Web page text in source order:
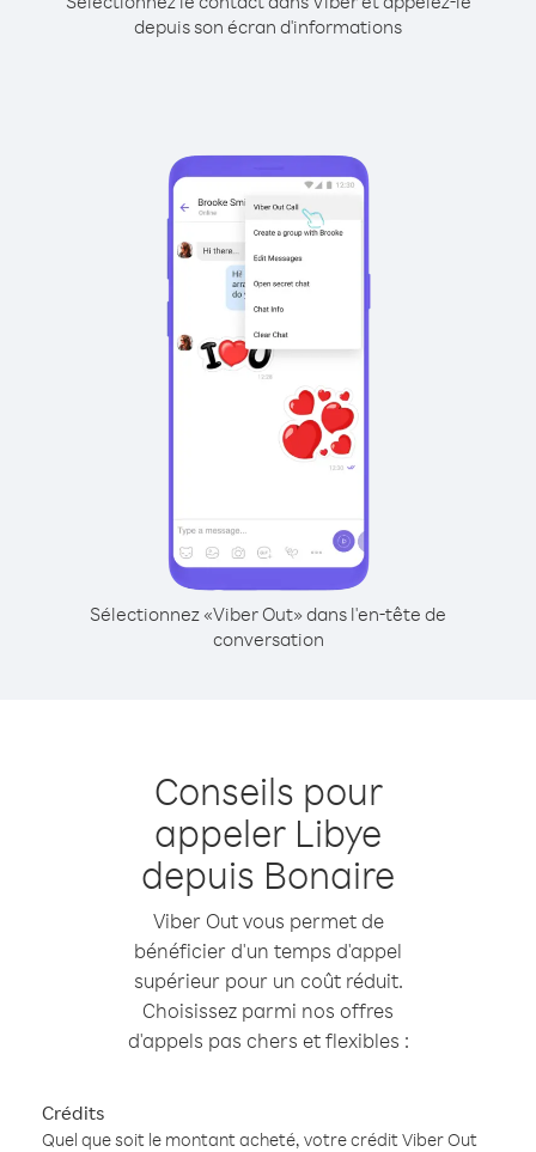
depuis son écran d'informations
Sélectionnez «Viber Out» dans l'en-tête de
conversation
Conseils pour
appeler Libye
depuis Bonaire
Viber Out vous permet de
bénéficier d'un temps d'appel
supérieur pour un coût réduit.
Choisissez parmi nos offres
d'appels pas chers et flexibles :
Crédits
Quel que soit le montant acheté, votre crédit Viber Out